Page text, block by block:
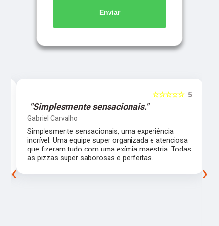
Enviar
5
☆☆☆☆☆
"Simplesmente sensacionais."
Gabriel Carvalho
Simplesmente sensacionais, uma experiência
incrível. Uma equipe super organizada e atenciosa
que fizeram tudo com uma exímia maestria. Todas
as pizzas super saborosas e perfeitas.
‹ ›